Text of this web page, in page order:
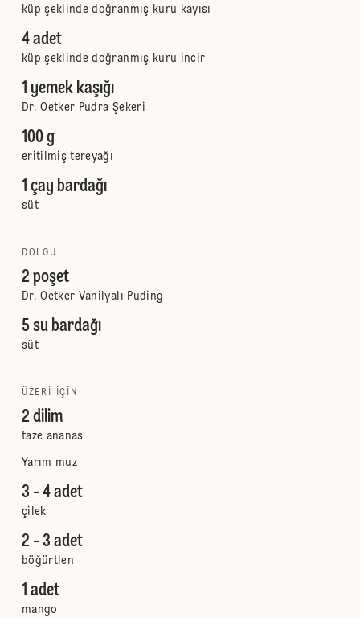
küp şeklinde doğranmış kuru kayısı
4 adet
küp şeklinde doğranmış kuru incir
1 yemek kaşığı
Dr. Oetker Pudra Şekeri
100 g
eritilmiş tereyağı
1 çay bardağı
süt
DOLGU
2 poşet
Dr. Oetker Vanilyalı Puding
5 su bardağı
süt
ÜZERI IÇIN
2 dilim
taze ananas
Yarım muz
3 - 4 adet
çilek
2 - 3 adet
böğürtlen
1 adet
mango